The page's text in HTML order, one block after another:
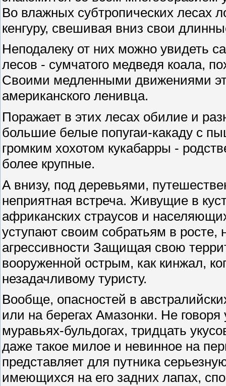
Во влажных субтропических лесах
кенгуру, свешивая вниз свои
Неподалеку от них можно увидеть
лесов - сумчатого медведя коала,
Своими медленными движениями
американского ленивца.
Поражает в этих лесах обилие и
большие белые попугаи-какаду с
громким хохотом кукабарры -
более крупные.
А внизу, под деревьями,
неприятная встреча. Живущие в
африканских страусов и
уступают своим собратьям в росте,
агрессивности Защищая свою
вооруженной острым, как кинжал,
незадачливому туристу.
Вообще, опасностей в
или на берегах Амазонки. Не
муравьях-бульдогах, тридцать
даже такое милое и невинное на
представляет для путника
имеющихся на его задних лапах,